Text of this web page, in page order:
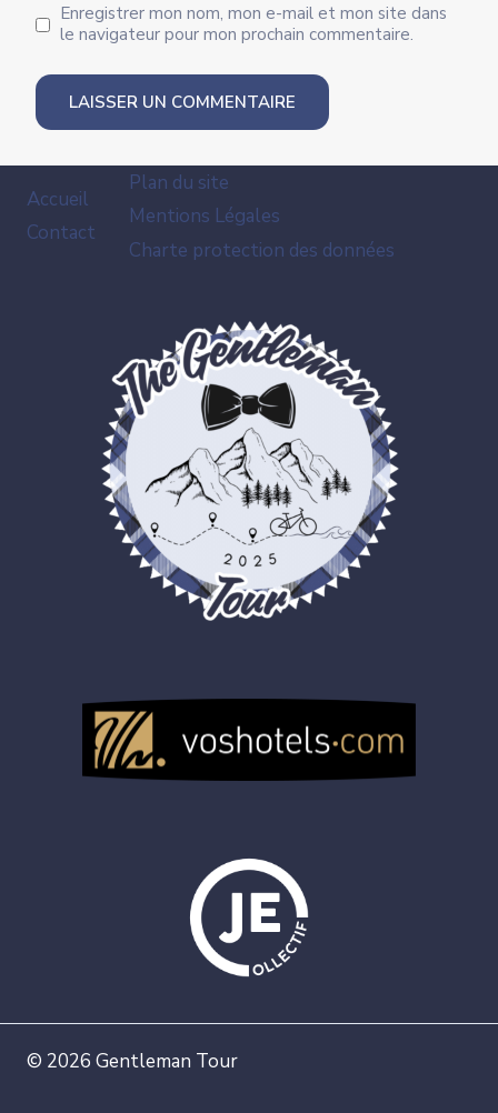
Enregistrer mon nom, mon e-mail et mon site dans
le navigateur pour mon prochain commentaire.
Accueil
Contact
Plan du site
Mentions Légales
Charte protection des données
© 2026 Gentleman Tour